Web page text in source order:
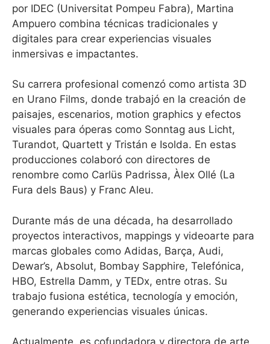
por IDEC (Universitat Pompeu Fabra), Martina
Ampuero combina técnicas tradicionales y
digitales para crear experiencias visuales
inmersivas e impactantes.
Su carrera profesional comenzó como artista 3D
en Urano Films, donde trabajó en la creación de
paisajes, escenarios, motion graphics y efectos
visuales para óperas como Sonntag aus Licht,
Turandot, Quartett y Tristán e Isolda. En estas
producciones colaboró con directores de
renombre como Carlüs Padrissa, Àlex Ollé (La
Fura dels Baus) y Franc Aleu.
Durante más de una década, ha desarrollado
proyectos interactivos, mappings y videoarte para
marcas globales como Adidas, Barça, Audi,
Dewar’s, Absolut, Bombay Sapphire, Telefónica,
HBO, Estrella Damm, y TEDx, entre otras. Su
trabajo fusiona estética, tecnología y emoción,
generando experiencias visuales únicas.
Actualmente, es cofundadora y directora de arte